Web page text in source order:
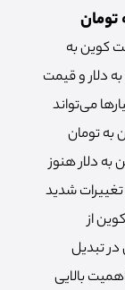
کوین به
دلار و قیمت
می‌تواند
به تومان
دلار هنوز
تغییرات شدید
از
تبدیل
بالایی